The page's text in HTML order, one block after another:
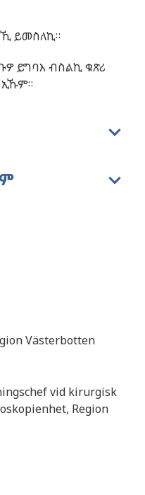
ይመስለኪ።
ይግባእ ብስልኪ ቁጽሪ
ኢኹም።
Västerbotten
vid kirurgisk
Region